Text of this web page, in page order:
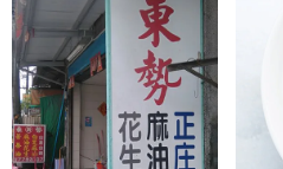
b
o
o
k
t
e
r
e
n
g
e
n